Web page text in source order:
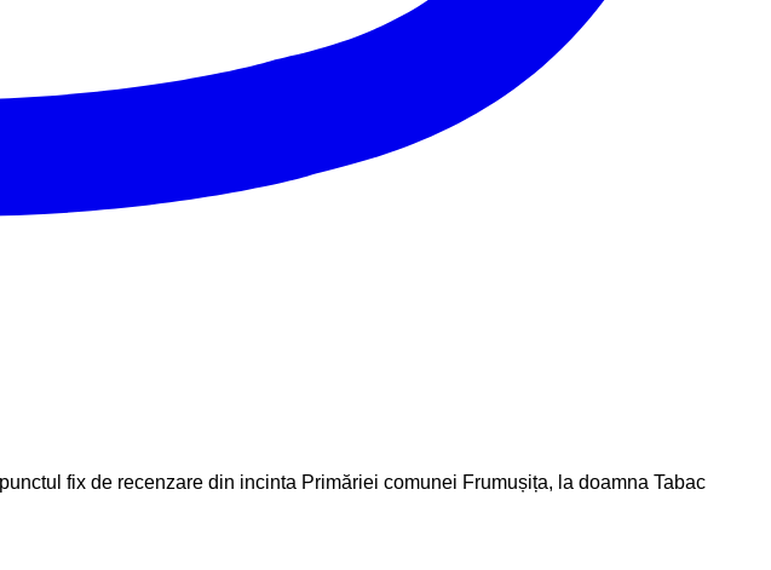
fix de recenzare din incinta Primăriei comunei Frumușița, la doamna Tabac